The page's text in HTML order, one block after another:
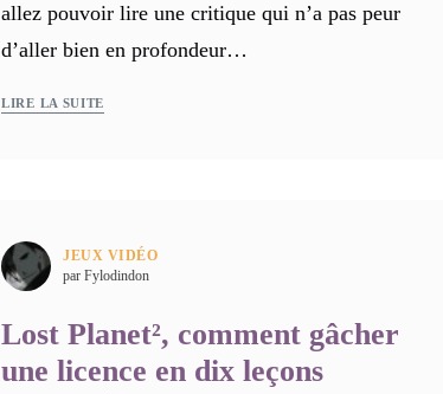
allez pouvoir lire une critique qui n’a pas peur
d’aller bien en profondeur…
LIRE LA SUITE
JEUX VIDÉO
par Fylodindon
Lost Planet², comment gâcher
une licence en dix leçons